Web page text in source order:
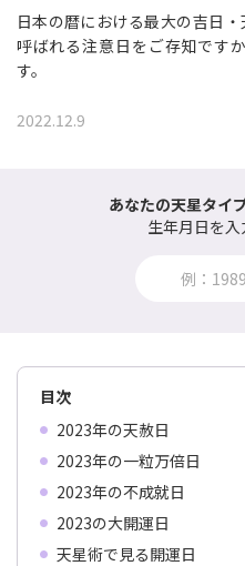
日本の暦における最大の吉日
呼ばれる注意日をご存知です
す。
2022.12.9
あなたの天星タイ
生年月日を
目次
2023年の天赦日
2023年の一粒万倍日
2023年の不成就日
2023の大開運日
天星術で見る開運日